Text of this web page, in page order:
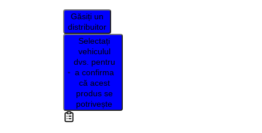
Găsiți un
distribuitor
Selectați
vehiculul
dvs. pentru
a confirma
că acest
produs se
potrivește